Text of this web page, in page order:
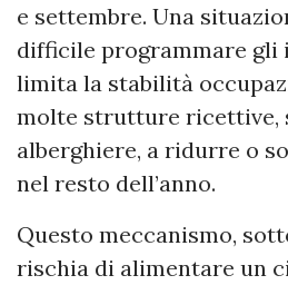
e settembre. Una
difficile programmare gli
limita la stabilità
molte strutture ricettive,
alberghiere, a ridurre o
nel resto dell’anno.
Questo meccanismo,
rischia di alimentare un